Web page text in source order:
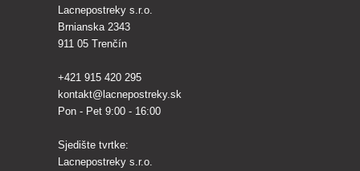
Lacnepostreky s.r.o.
Brnianska 2343
911 05 Trenčín
+421 915 420 295
kontakt@lacnepostreky.sk
Pon - Pet 9:00 - 16:00
Sjedište tvrtke:
Lacnepostreky s.r.o.